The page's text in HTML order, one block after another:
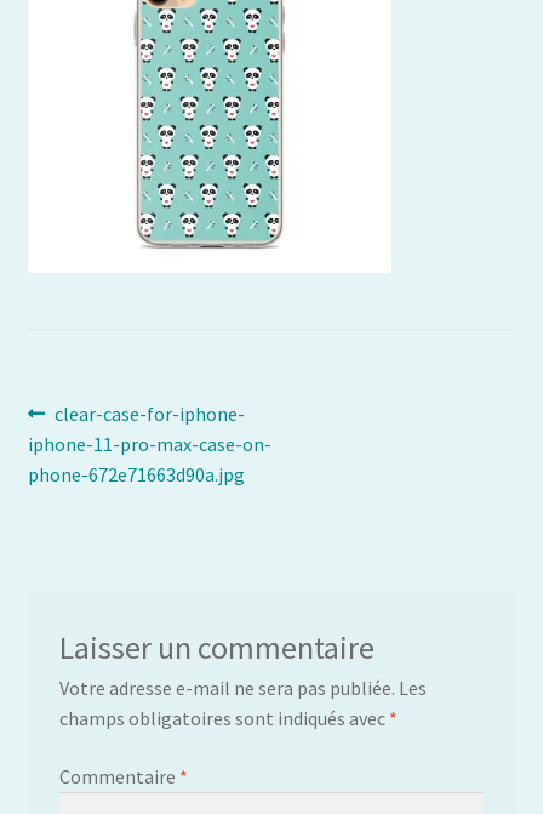
Navigation
de
Article
précédent :
clear-case-for-iphone-
iphone-11-pro-max-case-on-
phone-672e71663d90a.jpg
Laisser un commentaire
Votre adresse e-mail ne sera pas publiée. Les
champs obligatoires sont indiqués avec *
Commentaire *